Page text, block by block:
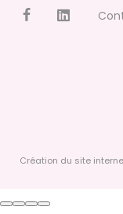
Création du site